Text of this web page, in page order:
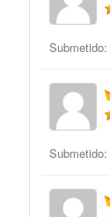
Submetido:
Submetido: